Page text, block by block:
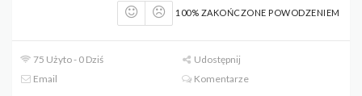
100% ZAKOŃCZONE POWODZENIEM
75 Użyto - 0 Dziś
Udostępnij
Email
Komentarze